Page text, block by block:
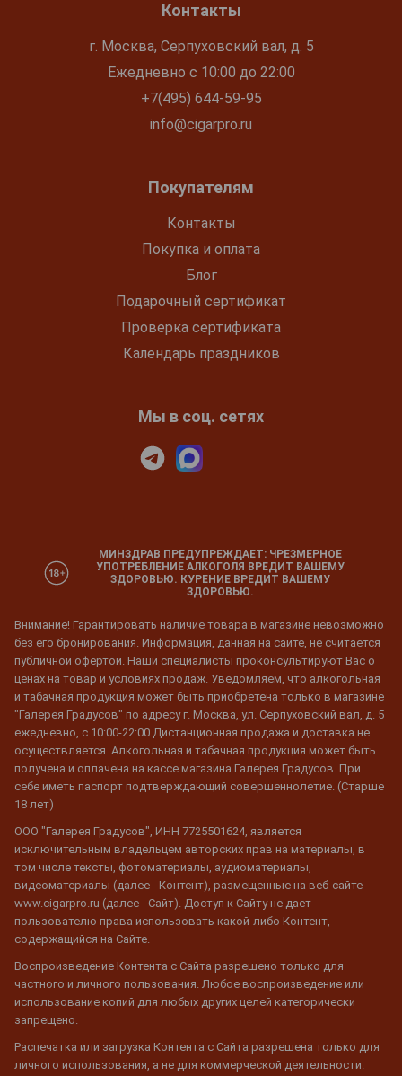
Контакты
г. Москва, Серпуховский вал, д. 5
Ежедневно с 10:00 до 22:00
+7(495) 644-59-95
info@cigarpro.ru
Покупателям
Контакты
Покупка и оплата
Блог
Подарочный сертификат
Проверка сертификата
Календарь праздников
Мы в соц. сетях
МИНЗДРАВ ПРЕДУПРЕЖДАЕТ: ЧРЕЗМЕРНОЕ
УПОТРЕБЛЕНИЕ АЛКОГОЛЯ ВРЕДИТ ВАШЕМУ
ЗДОРОВЬЮ. КУРЕНИЕ ВРЕДИТ ВАШЕМУ
ЗДОРОВЬЮ.
Внимание! Гарантировать наличие товара в магазине невозможно
без его бронирования. Информация, данная на сайте, не считается
публичной офертой. Наши специалисты проконсультируют Вас о
ценах на товар и условиях продаж. Уведомляем, что алкогольная
и табачная продукция может быть приобретена только в магазине
"Галерея Градусов" по адресу г. Москва, ул. Серпуховский вал, д. 5
ежедневно, с 10:00-22:00 Дистанционная продажа и доставка не
осуществляется. Алкогольная и табачная продукция может быть
получена и оплачена на кассе магазина Галерея Градусов. При
себе иметь паспорт подтверждающий совершеннолетие. (Старше
18 лет)
ООО "Галерея Градусов", ИНН 7725501624, является
исключительным владельцем авторских прав на материалы, в
том числе тексты, фотоматериалы, аудиоматериалы,
видеоматериалы (далее - Контент), размещенные на веб-сайте
www.cigarpro.ru (далее - Сайт). Доступ к Сайту не дает
пользователю права использовать какой-либо Контент,
содержащийся на Сайте.
Воспроизведение Контента с Сайта разрешено только для
частного и личного пользования. Любое воспроизведение или
использование копий для любых других целей категорически
запрещено.
Распечатка или загрузка Контента с Сайта разрешена только для
личного использования, а не для коммерческой деятельности.